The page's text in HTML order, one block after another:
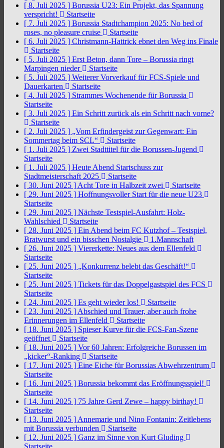
[ 8. Juli 2025 ] Borussia U23: Ein Projekt, das Spannung
verspricht!
Startseite
[ 7. Juli 2025 ] Borussia Stadtchampion 2025: No bed of
roses, no pleasure cruise
Startseite
[ 6. Juli 2025 ] Christmann-Hattrick ebnet den Weg ins Finale
Startseite
[ 5. Juli 2025 ] Erst Beton, dann Tore – Borussia ringt
Marpingen nieder
Startseite
[ 5. Juli 2025 ] Weiterer Vorverkauf für FCS-Spiele und
Dauerkarten
Startseite
[ 4. Juli 2025 ] Strammes Wochenende für Borussia
Startseite
[ 3. Juli 2025 ] Ein Schritt zurück als ein Schritt nach vorne?
Startseite
[ 2. Juli 2025 ] „Vom Erfindergeist zur Gegenwart: Ein
Sommertag beim SCL“
Startseite
[ 1. Juli 2025 ] Zwei Stadttitel für die Borussen-Jugend
Startseite
[ 1. Juli 2025 ] Heute Abend Startschuss zur
Stadtmeisterschaft 2025
Startseite
[ 30. Juni 2025 ] Acht Tore in Halbzeit zwei
Startseite
[ 29. Juni 2025 ] Hoffnungsvoller Start für die neue U23
Startseite
[ 29. Juni 2025 ] Nächste Testspiel-Ausfahrt: Holz-
Wahlschied
Startseite
[ 28. Juni 2025 ] Ein Abend beim FC Kutzhof – Testspiel,
Bratwurst und ein bisschen Nostalgie
1.Mannschaft
[ 26. Juni 2025 ] Viererkette: Neues aus dem Ellenfeld
Startseite
[ 25. Juni 2025 ] „Konkurrenz belebt das Geschäft!“
Startseite
[ 25. Juni 2025 ] Tickets für das Doppelgastspiel des FCS
Startseite
[ 24. Juni 2025 ] Es geht wieder los!
Startseite
[ 23. Juni 2025 ] Abschied und Trauer, aber auch frohe
Erinnerungen im Ellenfeld
Startseite
[ 18. Juni 2025 ] Spieser Kurve für die FCS-Fan-Szene
geöffnet
Startseite
[ 18. Juni 2025 ] Vor 60 Jahren: Erfolgreiche Borussen im
„kicker“-Ranking
Startseite
[ 17. Juni 2025 ] Eine Eiche für Borussias Abwehrzentrum
Startseite
[ 16. Juni 2025 ] Borussia bekommt das Eröffnungsspiel!
Startseite
[ 14. Juni 2025 ] 75 Jahre Gerd Zewe – happy birthay!
Startseite
[ 13. Juni 2025 ] Annemarie und Nino Fontanin: Zeitlebens
mit Borussia verbunden
Startseite
[ 12. Juni 2025 ] Ganz im Sinne von Kurt Gluding
Startseite